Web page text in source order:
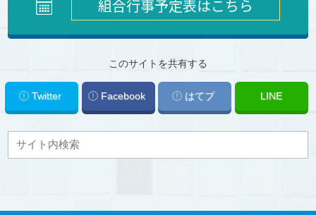
組合行事予定表はこちら
このサイトを共有する
Twitter Facebook はてブ LINE